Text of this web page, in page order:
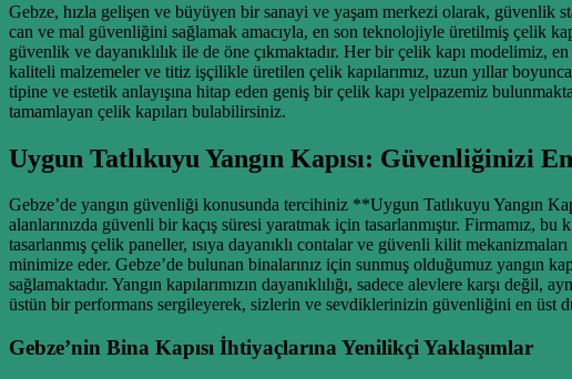
Gebze, hızla gelişen ve büyüyen bir sanayi ve yaşam merkezi olarak, güvenlik
can ve mal güvenliğini sağlamak amacıyla, en son teknolojiyle üretilmiş çelik
güvenlik ve dayanıklılık ile de öne çıkmaktadır. Her bir çelik kapı modelimiz,
kaliteli malzemeler ve titiz işçilikle üretilen çelik kapılarımız, uzun yıllar
tipine ve estetik anlayışına hitap eden geniş bir çelik kapı yelpazemiz
tamamlayan çelik kapıları bulabilirsiniz.
Uygun Tatlıkuyu Yangın Kapısı: Güvenliğinizi
Gebze’de yangın güvenliği konusunda tercihiniz **Uygun Tatlıkuyu Yangın
alanlarınızda güvenli bir kaçış süresi yaratmak için tasarlanmıştır. Firmamız,
tasarlanmış çelik paneller, ısıya dayanıklı contalar ve güvenli kilit
minimize eder. Gebze’de bulunan binalarınız için sunmuş olduğumuz yangın
sağlamaktadır. Yangın kapılarımızın dayanıklılığı, sadece alevlere karşı
üstün bir performans sergileyerek, sizlerin ve sevdiklerinizin güvenliğini en üst
Gebze’nin Bina Kapısı İhtiyaçlarına Yenilikçi Yaklaşımlar